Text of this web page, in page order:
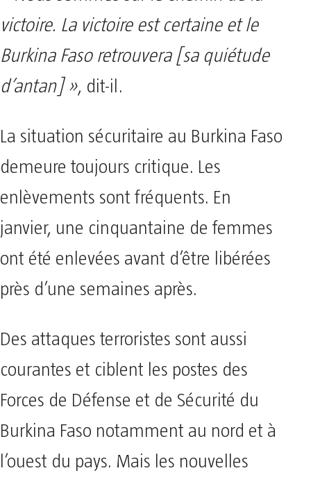
victoire. La victoire est certaine et le
Burkina Faso retrouvera [sa quiétude
d’antan] », dit-il.
La situation sécuritaire au Burkina Faso
demeure toujours critique. Les
enlèvements sont fréquents. En
janvier, une cinquantaine de femmes
ont été enlevées avant d’être libérées
près d’une semaines après.
Des attaques terroristes sont aussi
courantes et ciblent les postes des
Forces de Défense et de Sécurité du
Burkina Faso notamment au nord et à
l’ouest du pays. Mais les nouvelles